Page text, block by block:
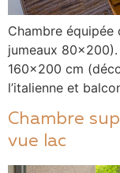
Chambre équipée
jumeaux
160×200 cm
l’italienne et
Chambre
vue lac